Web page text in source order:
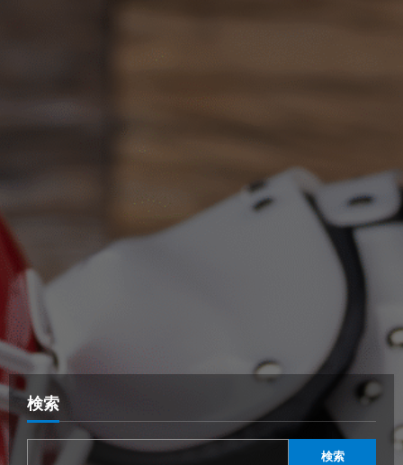
検索
検索